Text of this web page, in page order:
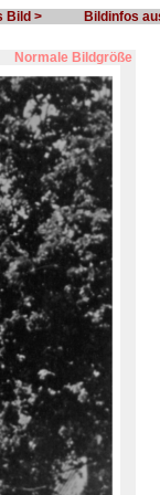
Bild > Bildinfos
Normale Bildgröße